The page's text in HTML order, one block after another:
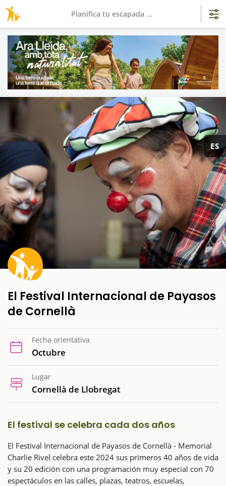
ES
El Festival Internacional de Payasos
de Cornellà
Fecha orientativa
Octubre
Lugar
Cornellà de Llobregat
El festival se celebra cada dos años
El Festival Internacional de Payasos de Cornellà - Memorial
Charlie Rivel celebra este 2024 sus primeros 40 años de vida
y su 20 edición con una programación muy especial con 70
espectáculos en las calles, plazas, teatros, escuelas,
Planifica tu escapada ...